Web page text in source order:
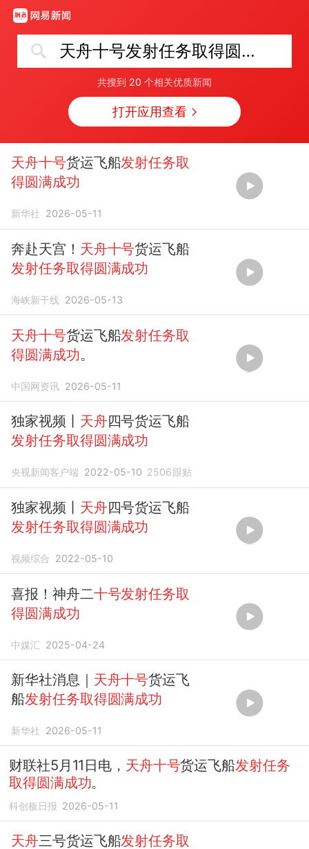
天舟十号发射任务取得圆满成功
共搜到 20 个相关优质新闻
打开应用查看
天舟十号货运飞船发射任务取
得圆满成功
新华社 2026-05-11
奔赴天宫！ 天舟十号货运飞船
发射任务取得圆满成功
海峡新干线 2026-05-13
天舟十号货运飞船发射任务取
得圆满成功。
中国网资讯 2026-05-11
独家视频丨 天舟四号货运飞船
发射任务取得圆满成功
央视新闻客户端 2022-05-10 2506跟贴
独家视频丨 天舟四号货运飞船
发射任务取得圆满成功
视频综合 2022-05-10
喜报！神舟二十号发射任务取
得圆满成功
中媒汇 2025-04-24
新华社消息｜ 天舟十号货运飞
船发射任务取得圆满成功
新华社 2026-05-11
财联社5月11日电， 天舟十号货运飞船发射任务
取得圆满成功。
科创板日报 2026-05-11
天舟三号货运飞船发射任务取